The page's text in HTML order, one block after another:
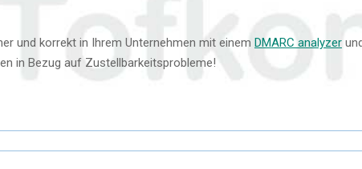
und korrekt in Ihrem Unternehmen mit einem DMARC analyzer
in Bezug auf Zustellbarkeitsprobleme!